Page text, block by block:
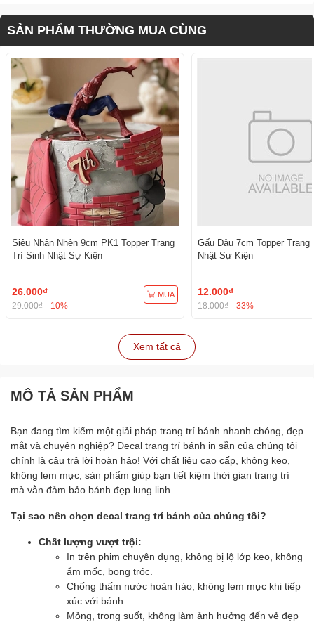
SẢN PHẨM THƯỜNG MUA CÙNG
Siêu Nhân Nhện 9cm PK1 Topper Trang
Trí Sinh Nhật Sự Kiện
26.000₫
29.000₫ -10%
MUA
Gấu Dâu 7cm Topper Trang
Nhật Sự Kiện
12.000₫
18.000₫ -33%
Xem tất cả
MÔ TẢ SẢN PHẨM
Bạn đang tìm kiếm một giải pháp trang trí bánh nhanh chóng, đẹp
mắt và chuyên nghiệp? Decal trang trí bánh in sẵn của chúng tôi
chính là câu trả lời hoàn hảo! Với chất liệu cao cấp, không keo,
không lem mực, sản phẩm giúp bạn tiết kiệm thời gian trang trí
mà vẫn đảm bảo bánh đẹp lung linh.
Tại sao nên chọn decal trang trí bánh của chúng tôi?
Chất lượng vượt trội:
In trên phim chuyên dụng, không bị lộ lớp keo, không
ẩm mốc, bong tróc.
Chống thấm nước hoàn hảo, không lem mực khi tiếp
xúc với bánh.
Mỏng, trong suốt, không làm ảnh hưởng đến vẻ đẹp